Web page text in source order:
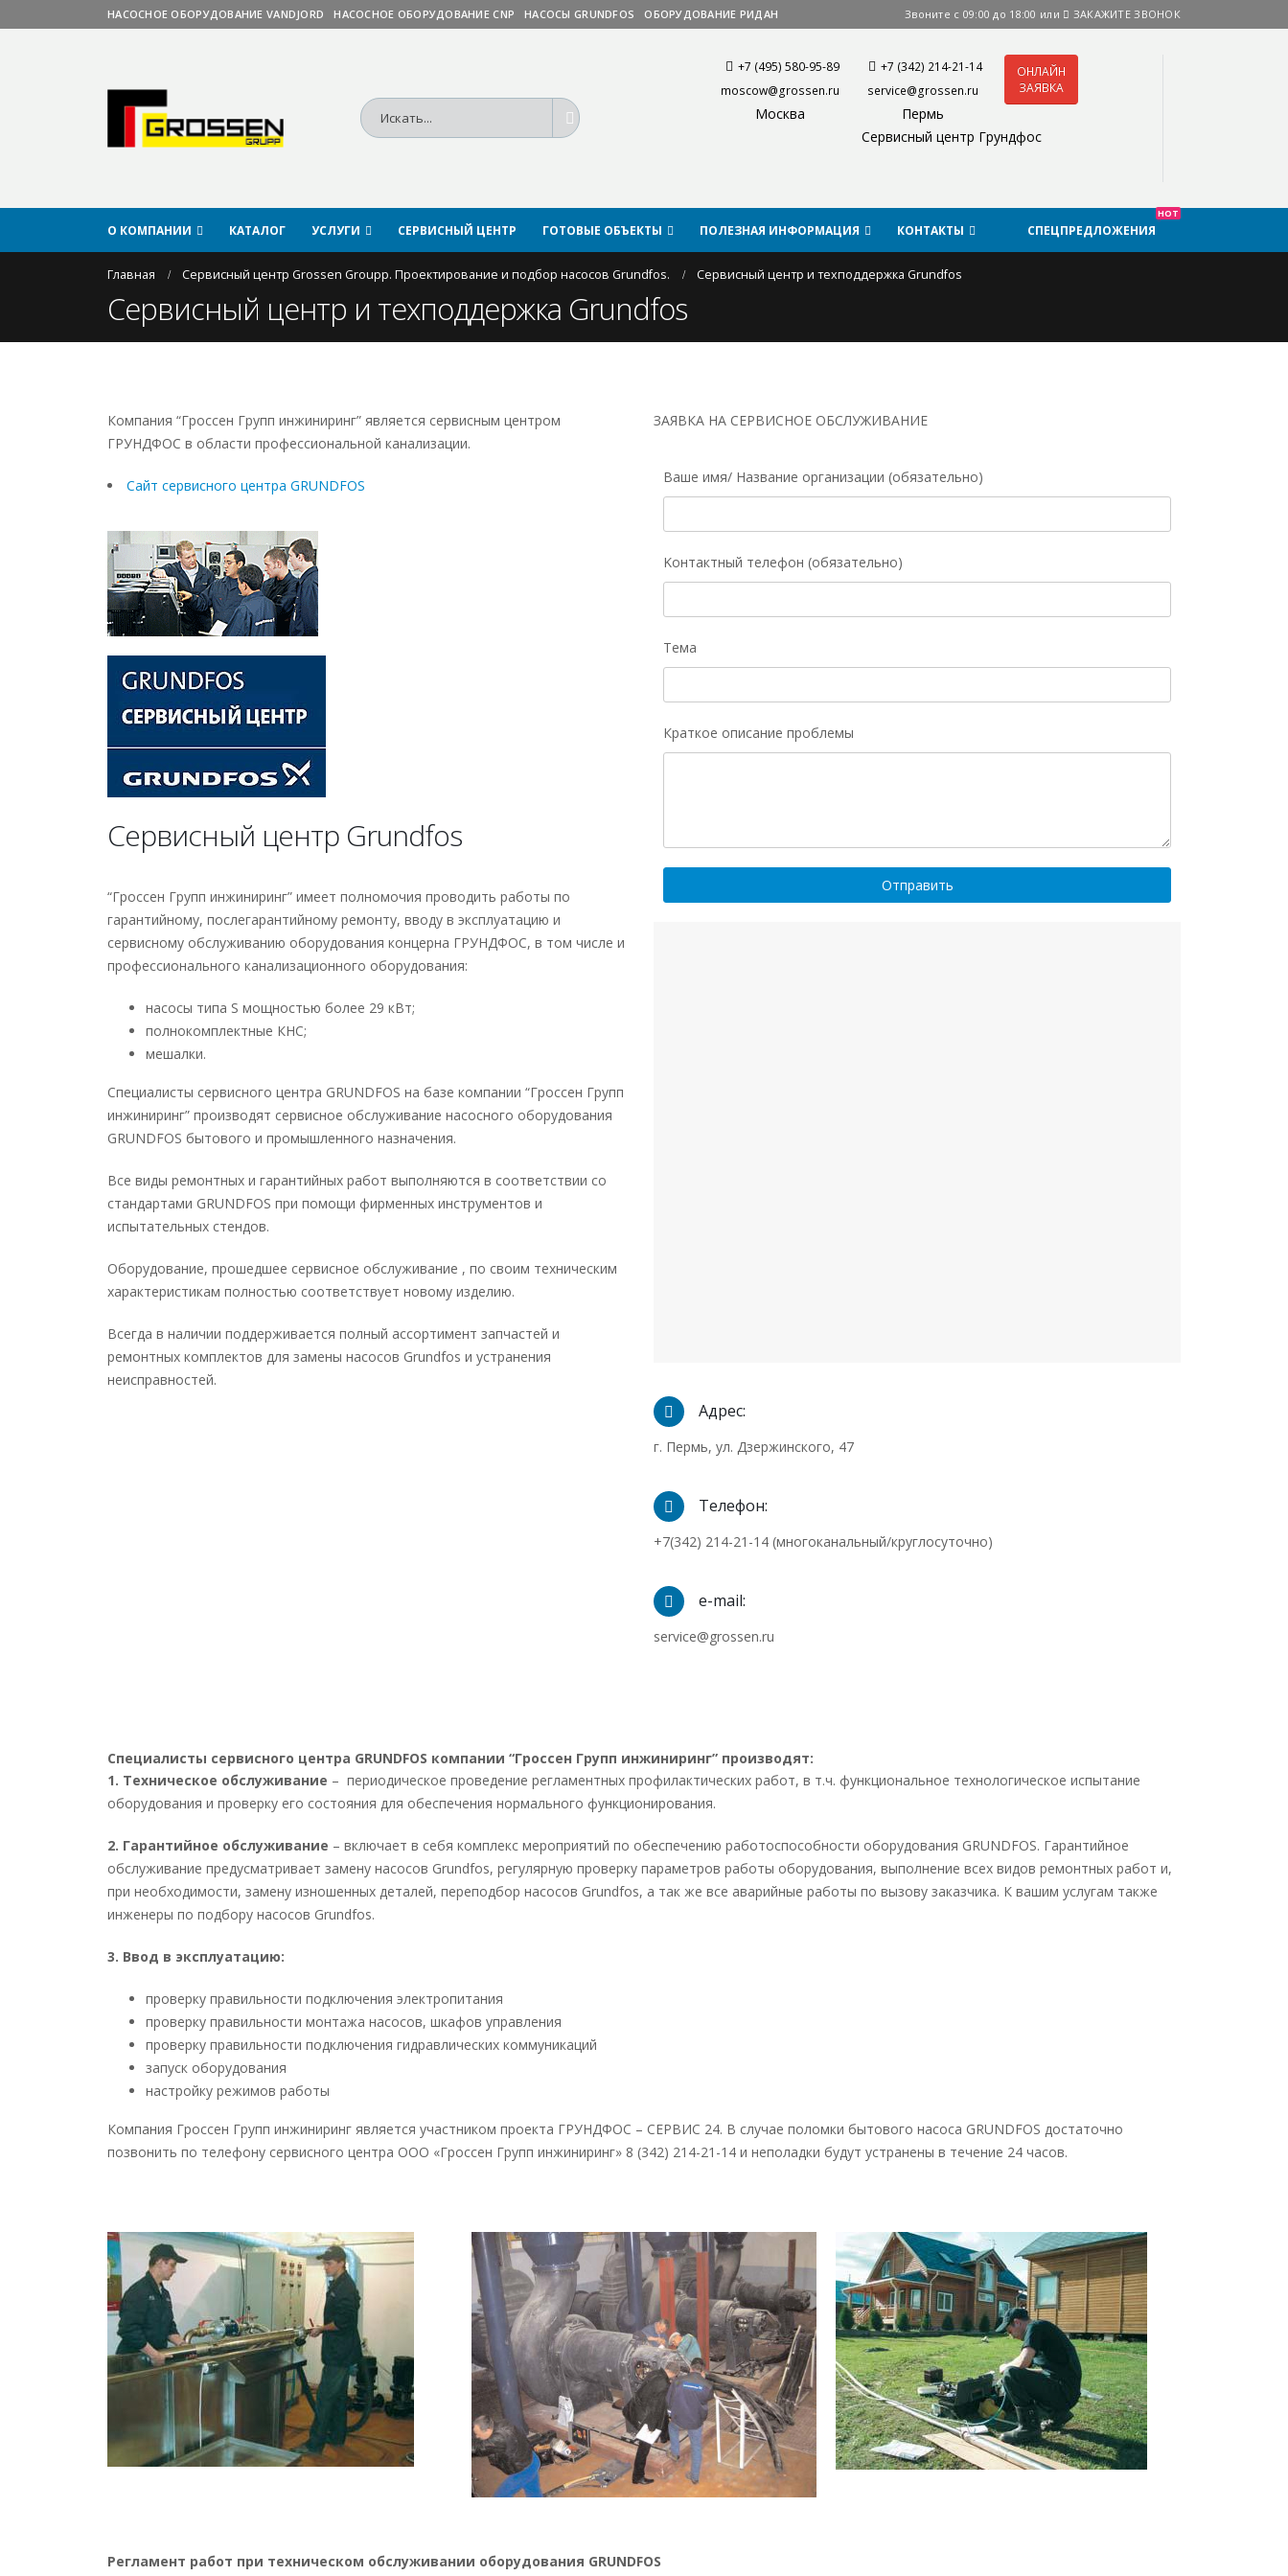
НАСОСНОЕ ОБОРУДОВАНИЕ VANDJORD НАСОСНОЕ ОБОРУДОВАНИЕ CNP НАСОСЫ GRUNDFOS ОБОРУДОВАНИЕ РИДАН Звоните с 09:00 до 18:00 или ЗАКАЖИТЕ ЗВОНОК
+7 (495) 580-95-89
moscow@grossen.ru
Москва
+7 (342) 214-21-14
service@grossen.ru
Пермь
Сервисный центр Грундфос
ОНЛАЙН
ЗАЯВКА
О КОМПАНИИ КАТАЛОГ УСЛУГИ СЕРВИСНЫЙ ЦЕНТР ГОТОВЫЕ ОБЪЕКТЫ ПОЛЕЗНАЯ ИНФОРМАЦИЯ КОНТАКТЫ СПЕЦПРЕДЛОЖЕНИЯ
HOT
Главная Сервисный центр Grossen Groupp. Проектирование и подбор насосов Grundfos. Сервисный центр и техподдержка Grundfos
Сервисный центр и техподдержка Grundfos
Компания “Гроссен Групп инжиниринг” является сервисным центром
ГРУНДФОС в области профессиональной канализации.
Сайт сервисного центра GRUNDFOS
Сервисный центр Grundfos
“Гроссен Групп инжиниринг” имеет полномочия проводить работы по
гарантийному, послегарантийному ремонту, вводу в эксплуатацию и
сервисному обслуживанию оборудования концерна ГРУНДФОС, в том числе и
профессионального канализационного оборудования:
насосы типа S мощностью более 29 кВт;
полнокомплектные КНС;
мешалки.
Специалисты cервисного центра GRUNDFOS на базе компании “Гроссен Групп
инжиниринг” производят сервисное обслуживание насосного оборудования
GRUNDFOS бытового и промышленного назначения.
Все виды ремонтных и гарантийных работ выполняются в соответствии со
стандартами GRUNDFOS при помощи фирменных инструментов и
испытательных стендов.
Оборудование, прошедшее сервисное обслуживание , по своим техническим
характеристикам полностью соответствует новому изделию.
Всегда в наличии поддерживается полный ассортимент запчастей и
ремонтных комплектов для замены насосов Grundfos и устранения
неисправностей.
ЗАЯВКА НА СЕРВИСНОЕ ОБСЛУЖИВАНИЕ
Ваше имя/ Название организации (обязательно)
Kонтактный телефон (обязательно)
Тема
Краткое описание проблемы
Адрес:
г. Пермь, ул. Дзержинского, 47
Телефон:
+7(342) 214-21-14 (многоканальный/круглосуточно)
e-mail:
service@grossen.ru
Cпециалисты сервисного центра GRUNDFOS компании “Гроссен Групп инжиниринг” производят:
1. Техническое обслуживание – периодическое проведение регламентных профилактических работ, в т.ч. функциональное технологическое испытание
оборудования и проверку его состояния для обеспечения нормального функционирования.
2. Гарантийное обслуживание – включает в себя комплекс мероприятий по обеспечению работоспособности оборудования GRUNDFOS. Гарантийное
обслуживание предусматривает замену насосов Grundfos, регулярную проверку параметров работы оборудования, выполнение всех видов ремонтных работ и,
при необходимости, замену изношенных деталей, переподбор насосов Grundfos, а так же все аварийные работы по вызову заказчика. К вашим услугам также
инженеры по подбору насосов Grundfos.
3. Ввод в эксплуатацию:
проверку правильности подключения электропитания
проверку правильности монтажа насосов, шкафов управления
проверку правильности подключения гидравлических коммуникаций
запуск оборудования
настройку режимов работы
Компания Гроссен Групп инжиниринг является участником проекта ГРУНДФОС – СЕРВИС 24. В случае поломки бытового насоса GRUNDFOS достаточно
позвонить по телефону сервисного центра ООО «Гроссен Групп инжиниринг» 8 (342) 214-21-14 и неполадки будут устранены в течение 24 часов.
Регламент работ при техническом обслуживании оборудования GRUNDFOS